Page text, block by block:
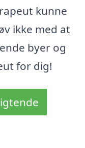
kunne
ikke med at
byer og
for dig!